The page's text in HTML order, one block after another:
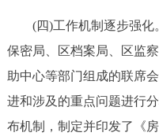
(四)工作机制逐步强化
保密局、区档案局、区监
助中心等部门组成的联席
进和涉及的重点问题进行
布机制，制定并印发了《